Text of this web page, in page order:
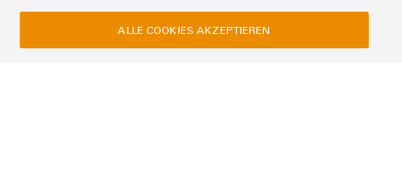
Solutions Workplace
Weidmüller Configurator
Données techniques
Fabricant d'équipements
Politique de confidentialité
Mentions légales
ALLE COOKIES AKZEPTIEREN